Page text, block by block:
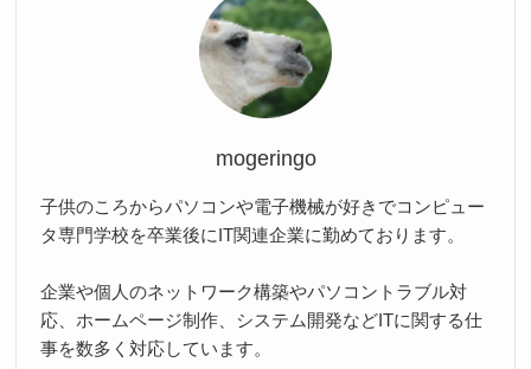
mogeringo
子供のころからパソコンや電子機械が好きでコンピュー
タ専門学校を卒業後にIT関連企業に勤めております。
企業や個人のネットワーク構築やパソコントラブル対
応、ホームページ制作、システム開発などITに関する仕
事を数多く対応しています。